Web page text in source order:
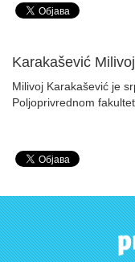
Karakašević Milivoj
Milivoj Karakašević je
Poljoprivrednom